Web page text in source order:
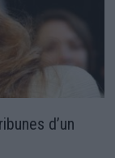
d’un